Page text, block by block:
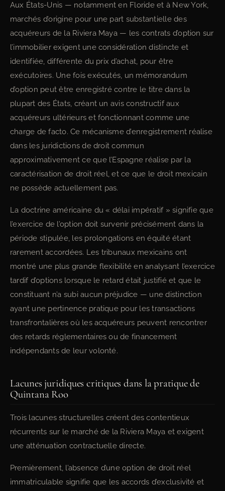
Aux États-Unis — notamment en Floride et à New York,
marchés d’origine pour une part substantielle des
acquéreurs de la Riviera Maya — les contrats d’option sur
l’immobilier exigent une considération distincte et
identifiée, différente du prix d’achat, pour être
exécutoires. Une fois exécutés, un mémorandum
d’option peut être enregistré contre le titre dans la
plupart des États, créant un avis constructif aux
acquéreurs ultérieurs et fonctionnant comme une
charge de facto. Ce mécanisme d’enregistrement réalise
dans les juridictions de droit commun
approximativement ce que l’Espagne réalise par la
caractérisation de droit réel, et ce que le droit mexicain
ne possède actuellement pas.
La doctrine américaine du « délai impératif » signifie que
l’exercice de l’option doit survenir précisément dans la
période stipulée, les prolongations en équité étant
rarement accordées. Les tribunaux mexicains ont
montré une plus grande flexibilité en analysant l’exercice
tardif d’options lorsque le retard était justifié et que le
constituant n’a subi aucun préjudice — une distinction
ayant une pertinence pratique pour les transactions
transfrontalières où les acquéreurs peuvent rencontrer
des retards réglementaires ou de financement
indépendants de leur volonté.
Lacunes juridiques critiques dans la pratique de
Quintana Roo
Trois lacunes structurelles créent des contentieux
récurrents sur le marché de la Riviera Maya et exigent
une atténuation contractuelle directe.
Premièrement, l’absence d’une option de droit réel
immatriculable signifie que les accords d’exclusivité et